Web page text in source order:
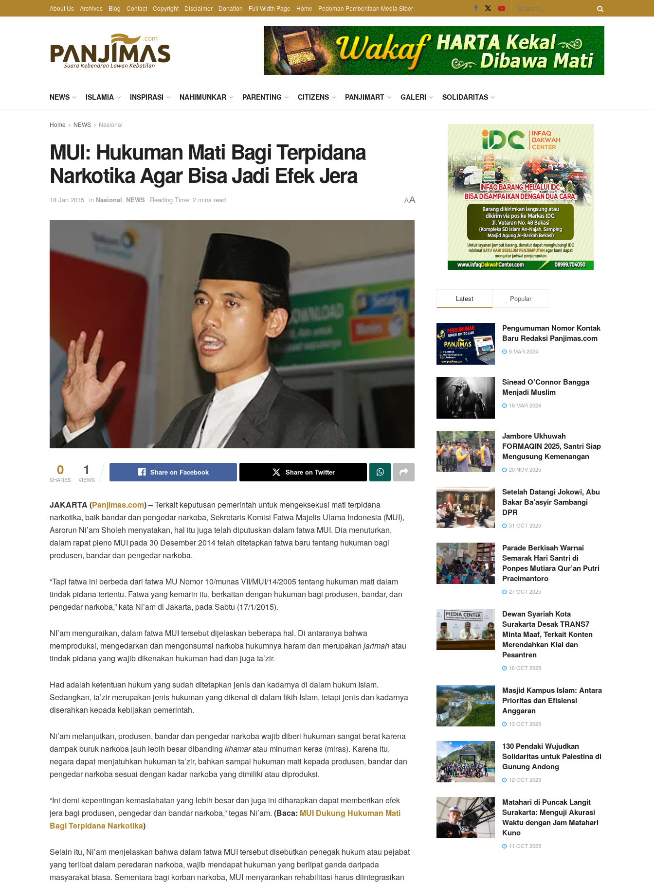
About Us Archives Blog Contact Copyright Disclaimer Donation Full Width Page Home Pedoman Pemberitaan Media Siber
NEWS ISLAMIA INSPIRASI NAHIMUNKAR PARENTING CITIZENS PANJIMART GALERI SOLIDARITAS
Home NEWS Nasional
MUI: Hukuman Mati Bagi Terpidana
Narkotika Agar Bisa Jadi Efek Jera
18 Jan 2015 in Nasional, NEWS Reading Time: 2 mins read AA
0
SHARES
1
VIEWS
Share on Facebook Share on Twitter
JAKARTA (Panjimas.com) –Terkait keputusan pemerintah untuk mengeksekusi mati terpidana
narkotika, baik bandar dan pengedar narkoba, Sekretaris Komisi Fatwa Majelis Ulama Indonesia (MUI),
Asrorun Ni’am Sholeh menyatakan, hal itu juga telah diputuskan dalam fatwa MUI. Dia menuturkan,
dalam rapat pleno MUI pada 30 Desember 2014 telah ditetapkan fatwa baru tentang hukuman bagi
produsen, bandar dan pengedar narkoba.
“Tapi fatwa ini berbeda dari fatwa MU Nomor 10/munas VII/MUI/14/2005 tentang hukuman mati dalam
tindak pidana tertentu. Fatwa yang kemarin itu, berkaitan dengan hukuman bagi produsen, bandar, dan
pengedar narkoba,” kata Ni’am di Jakarta, pada Sabtu (17/1/2015).
NI’am menguraikan, dalam fatwa MUI tersebut dijelaskan beberapa hal. Di antaranya bahwa
memproduksi, mengedarkan dan mengonsumsi narkoba hukumnya haram dan merupakan jarimahatau
tindak pidana yang wajib dikenakan hukuman had dan juga ta’zir.
Had adalah ketentuan hukum yang sudah ditetapkan jenis dan kadarnya di dalam hukum Islam.
Sedangkan, ta’zir merupakan jenis hukuman yang dikenal di dalam fikih Islam, tetapi jenis dan kadarnya
diserahkan kepada kebijakan pemerintah.
Ni’am melanjutkan, produsen, bandar dan pengedar narkoba wajib diberi hukuman sangat berat karena
dampak buruk narkoba jauh lebih besar dibanding khamaratau minuman keras (miras). Karena itu,
negara dapat menjatuhkan hukuman ta’zir, bahkan sampai hukuman mati kepada produsen, bandar dan
pengedar narkoba sesuai dengan kadar narkoba yang dimiliki atau diproduksi.
“Ini demi kepentingan kemaslahatan yang lebih besar dan juga ini diharapkan dapat memberikan efek
jera bagi produsen, pengedar dan bandar narkoba,” tegas Ni’am. (Baca: MUI Dukung Hukuman Mati
Bagi Terpidana Narkotika)
Selain itu, Ni’am menjelaskan bahwa dalam fatwa MUI tersebut disebutkan penegak hukum atau pejabat
yang terlibat dalam peredaran narkoba, wajib mendapat hukuman yang berlipat ganda daripada
masyarakat biasa. Sementara bagi korban narkoba, MUI menyarankan rehabilitasi harus diintegrasikan
Latest Popular
Pengumuman Nomor Kontak
Baru Redaksi Panjimas.com
8 MAR 2024
Sinead O’Connor Bangga
Menjadi Muslim
18 MAR 2024
Jambore Ukhuwah
FORMAQIN 2025, Santri Siap
Mengusung Kemenangan
20 NOV 2025
Setelah Datangi Jokowi, Abu
Bakar Ba’asyir Sambangi
DPR
31 OCT 2025
Parade Berkisah Warnai
Semarak Hari Santri di
Ponpes Mutiara Qur’an Putri
Pracimantoro
27 OCT 2025
Dewan Syariah Kota
Surakarta Desak TRANS7
Minta Maaf, Terkait Konten
Merendahkan Kiai dan
Pesantren
16 OCT 2025
Masjid Kampus Islam: Antara
Prioritas dan Efisiensi
Anggaran
13 OCT 2025
130 Pendaki Wujudkan
Solidaritas untuk Palestina di
Gunung Andong
12 OCT 2025
Matahari di Puncak Langit
Surakarta: Menguji Akurasi
Waktu dengan Jam Matahari
Kuno
11 OCT 2025